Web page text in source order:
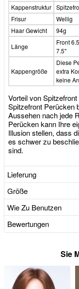
Kappenstruktur
Frisur
Wellig
Haar Gewicht
94g
Länge
Front
7.5"
Kappengröße
Diese
extra
keine
Vorteil von
Spitzefront Perücken
Aussehen nach jede
Perücken kann Ihre
Illusion stellen, dass
es schwer zu
sind.
Lieferung
Größe
Wie Zu Benutzen
Bewertungen
Sie